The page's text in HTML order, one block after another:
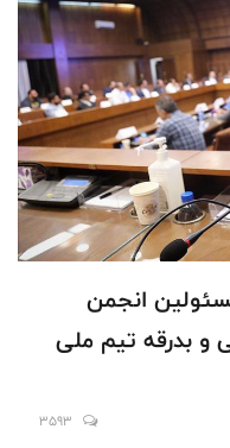
انجمن
و بدرقه تیم ملی
3593